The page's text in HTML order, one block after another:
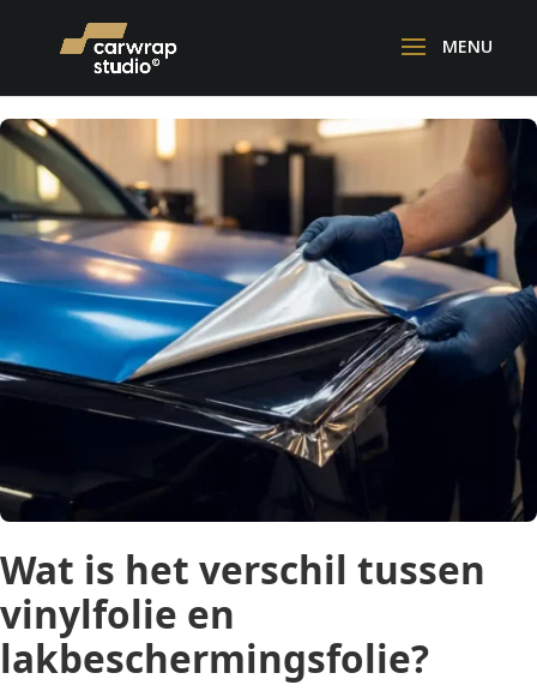
Wat is het verschil tussen
vinylfolie en
lakbeschermingsfolie?